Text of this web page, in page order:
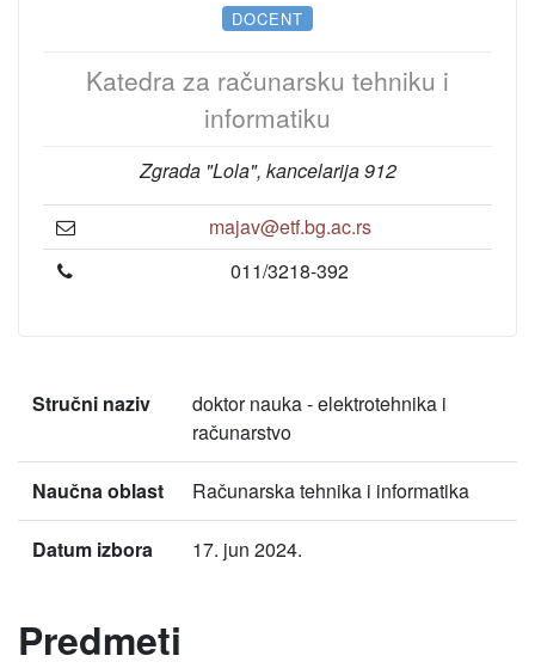
DOCENT
Katedra za računarsku tehniku i
informatiku
Zgrada "Lola", kancelarija 912
majav@etf.bg.ac.rs
011/3218-392
Stručni naziv
doktor nauka - elektrotehnika i
računarstvo
Naučna oblast Računarska tehnika i informatika
Datum izbora 17. jun 2024.
Predmeti